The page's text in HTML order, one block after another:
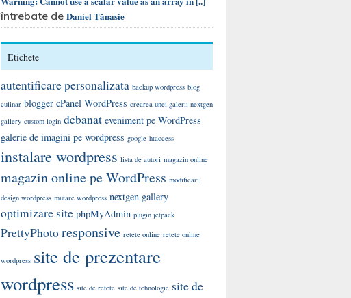
întrebate de Daniel Tănasie
Etichete
autentificare personalizata backup wordpress blog
culinar blogger cPanel WordPress crearea unei galerii nextgen
gallery custom login debanat eveniment pe WordPress
galerie de imagini pe wordpress google htaccess
instalare wordpress lista de autori magazin online
magazin online pe WordPress modificari
design wordpress mutare wordpress nextgen gallery
optimizare site phpMyAdmin plugin jetpack
PrettyPhotoresponsive retete online retete online
wordpress site de prezentare
wordpress site de retete site de tehnologie site de